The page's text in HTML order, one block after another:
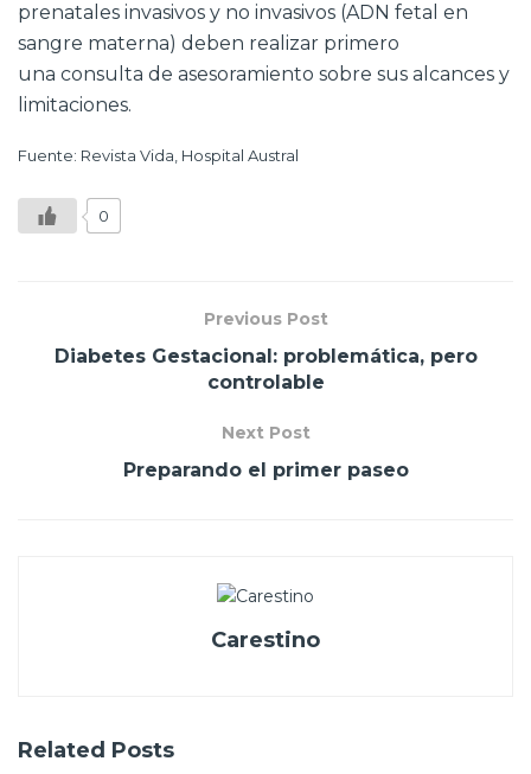
prenatales invasivos y no invasivos (ADN fetal en
sangre materna) deben realizar primero
una consulta de asesoramiento sobre sus alcances y
limitaciones.
Fuente: Revista Vida, Hospital Austral
0
Previous Post
Diabetes Gestacional: problemática, pero
controlable
Next Post
Preparando el primer paseo
Carestino
Related Posts